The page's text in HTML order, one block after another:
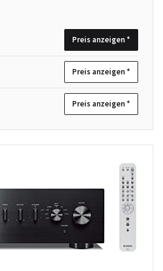
Preis anzeigen *
Preis anzeigen *
Preis anzeigen *